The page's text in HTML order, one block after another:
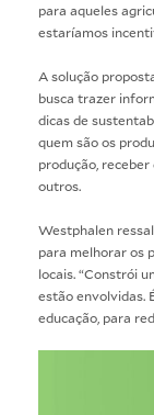
para aqueles
estaríamos
A solução
busca trazer
dicas de
quem são os
produção,
outros.
Westphalen
para melhorar os
locais. “Constrói
estão envolvidas.
educação, para